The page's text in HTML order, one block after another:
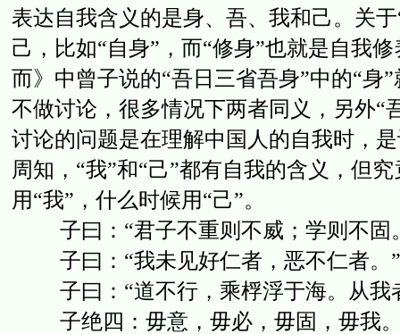
表达自我含义的是身、吾、我和己。关
己，比如“自身”，而“修身”也就是自我
而》中曾子说的“吾日三省吾身”中的“身
不做讨论，很多情况下两者同义，另外“
讨论的问题是在理解中国人的自我时，
周知，“我”和“己”都有自我的含义，但
用“我”，什么时候用“己”。
子曰：“君子不重则不威；学则不固
子曰：“我未见好仁者，恶不仁者。
子曰：“道不行，乘桴浮于海。从我
子绝四：毋意，毋必，毋固，毋我。